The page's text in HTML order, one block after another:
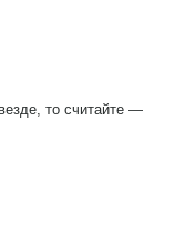
Потом правда
все так скоро
захотелось. И
то считайте —